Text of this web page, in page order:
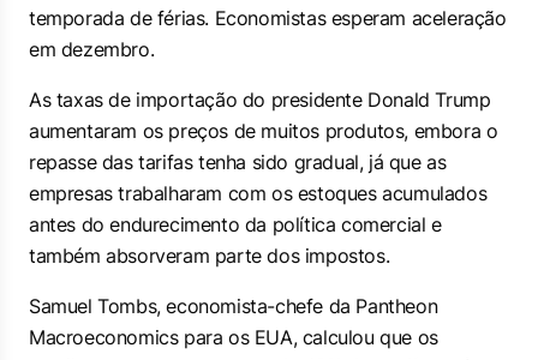
temporada de férias. Economistas esperam aceleração
em dezembro.
As taxas de importação do presidente Donald Trump
aumentaram os preços de muitos produtos, embora o
repasse das tarifas tenha sido gradual, já que as
empresas trabalharam com os estoques acumulados
antes do endurecimento da política comercial e
também absorveram parte dos impostos.
Samuel Tombs, economista-chefe da Pantheon
Macroeconomics para os EUA, calculou que os